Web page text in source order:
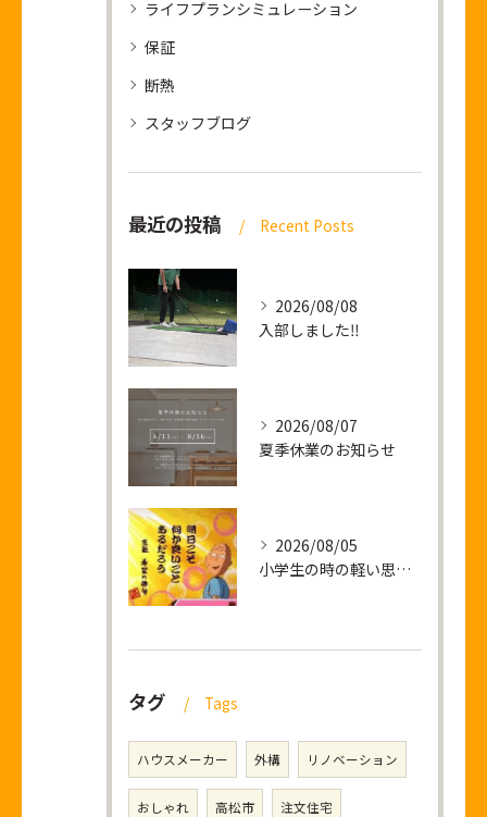
ライフプランシミュレーション
保証
断熱
スタッフブログ
最近の投稿 Recent Posts
2026/08/08
入部しました‼
2026/08/07
夏季休業のお知らせ
2026/08/05
小学生の時の軽い思い出話し
タグ Tags
ハウスメーカー 外構 リノベーション
おしゃれ 高松市 注文住宅